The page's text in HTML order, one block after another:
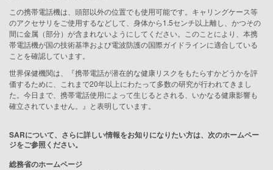
この携帯電話機は、頭部以外の位置でも使用可能です。キャリングケース等
のアクセサリをご使用するなどして、身体から1.5センチ以上離し、かつその
間に金属（部分）が含まれないようにしてください。このことにより、本携
帯電話機が国の技術基準および電波防護の国際ガイドラインに適合している
ことを確認しています。
世界保健機関は、『携帯電話が潜在的な健康リスクをもたらすかどうかを評
価するために、これまで20年以上にわたって多数の研究が行われてきまし
た。今日まで、携帯電話使用によって生じるとされる、いかなる健康影響も
確立されていません。』と表明しています。
SARについて、さらに詳しい情報をお知りになりたい方は、次のホームペー
ジをご参照ください。
総務省のホームページ